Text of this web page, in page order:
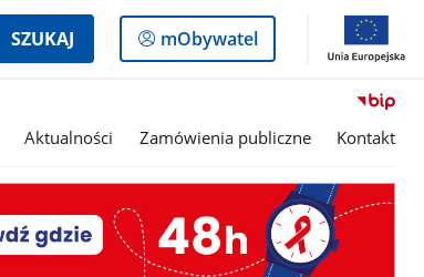
SZUKAJ
Logowanie
do
mObywatel
Aktualności Zamówienia publiczne Kontakt